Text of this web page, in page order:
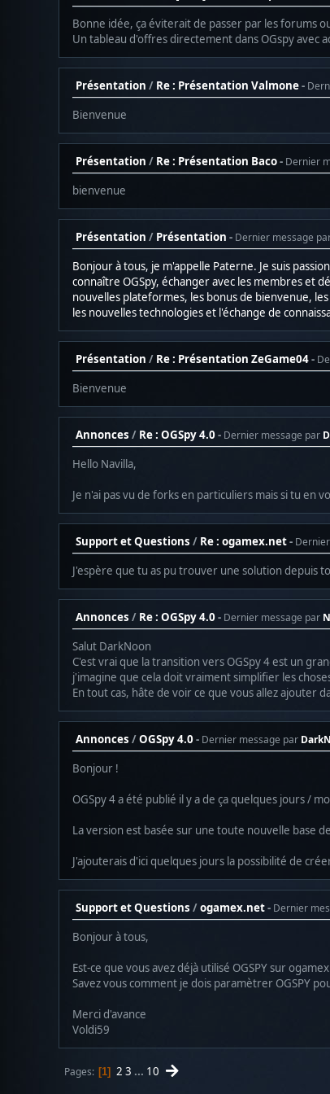
Bonne idée, ça éviterait de passer par les forums
Un tableau d'offres directement dans OGspy
Présentation / Re : Présentation Valmone
Bienvenue
Présentation / Re : Présentation Baco Dernier
bienvenue
Présentation / Présentation Dernier message
Bonjour à tous, je m'appelle Paterne. Je suis
connaître OGSpy, échanger avec les membres et
nouvelles plateformes, les bonus de bienvenue,
les nouvelles technologies et l'échange de
Présentation / Re : Présentation ZeGame04
Bienvenue
Annonces / Re : OGSpy 4.0 Dernier message par
Hello Navilla,
Je n'ai pas vu de forks en particuliers mais si tu en
Support et Questions / Re : ogamex.net
J'espère que tu as pu trouver une solution depuis
Annonces / Re : OGSpy 4.0 Dernier message par
Salut DarkNoon
C'est vrai que la transition vers OGSpy 4 est un
j'imagine que cela doit vraiment simplifier les
En tout cas, hâte de voir ce que vous allez ajouter
Annonces /OGSpy 4.0 Dernier message par
Bonjour !
OGSpy 4 a été publié il y a de ça quelques jours /
La version est basée sur une toute nouvelle base
J'ajouterais d'ici quelques jours la possibilité de
Support et Questions /ogamex.net Dernier
Bonjour à tous,
Est-ce que vous avez déjà utilisé OGSPY sur
Savez vous comment je dois paramètrer OGSPY
Merci d'avance
Voldi59
Pages 1 2 3 ... 10